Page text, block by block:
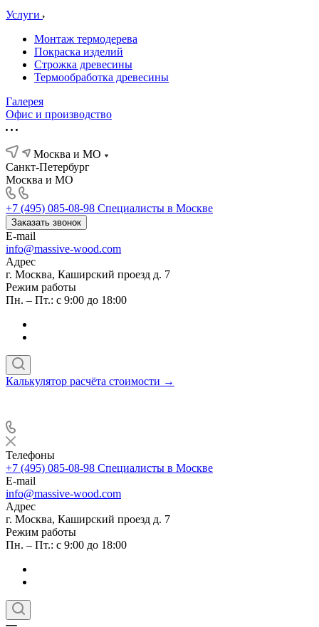
Услуги
Монтаж термодерева
Покраска изделий
Строжка древесины
Термообработка древесины
Галерея
Офис и производство
Москва и МО
Санкт-Петербург
Москва и МО
+7 (495) 085-08-98 Специалисты в Москве
Заказать звонок
E-mail
info@massive-wood.com
Адрес
г. Москва, Каширский проезд д. 7
Режим работы
Пн. – Пт.: с 9:00 до 18:00
Калькулятор расчёта стоимости →
Телефоны
+7 (495) 085-08-98 Специалисты в Москве
E-mail
info@massive-wood.com
Адрес
г. Москва, Каширский проезд д. 7
Режим работы
Пн. – Пт.: с 9:00 до 18:00